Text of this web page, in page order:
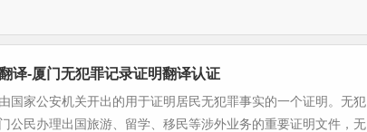
译-厦门无犯罪记录证明翻译认证
国家公安机关开出的用于证明居民无犯罪事实的一个证明。无犯
公民办理出国旅游、留学、移民等涉外业务的重要证明文件，无